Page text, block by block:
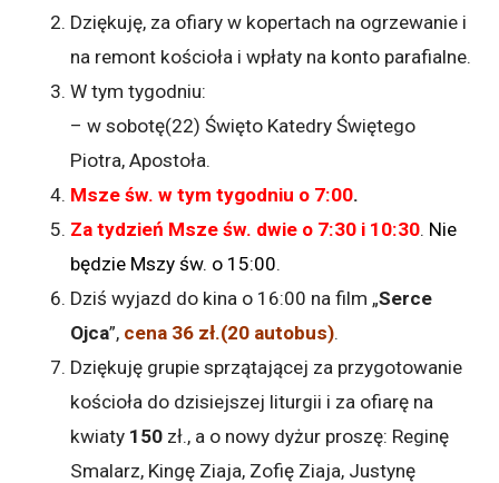
Dziękuję, za ofiary w kopertach na ogrzewanie i
na remont kościoła i wpłaty na konto parafialne.
W tym tygodniu:
– w sobotę(22) Święto Katedry Świętego
Piotra, Apostoła.
Msze św. w tym tygodniu o 7:00.
Za tydzień Msze św. dwie o 7:30 i 10:30. Nie
będzie Mszy św. o 15:00.
Dziś wyjazd do kina o 16:00 na film „Serce
Ojca”, cena 36 zł.(20 autobus).
Dziękuję grupie sprzątającej za przygotowanie
kościoła do dzisiejszej liturgii i za ofiarę na
kwiaty 150 zł., a o nowy dyżur proszę: Reginę
Smalarz, Kingę Ziaja, Zofię Ziaja, Justynę